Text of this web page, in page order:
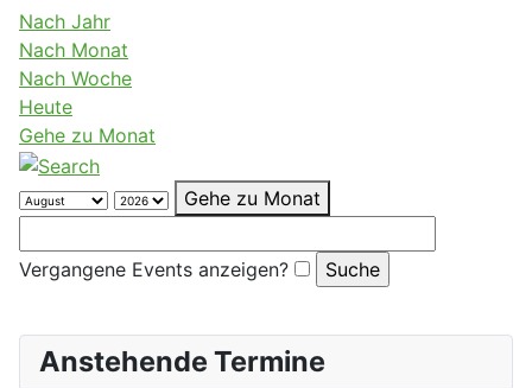
Anstehende Termine
Nach Jahr
Nach Monat
Nach Woche
Heute
Gehe zu Monat
Gehe zu Monat
Vergangene Events anzeigen?